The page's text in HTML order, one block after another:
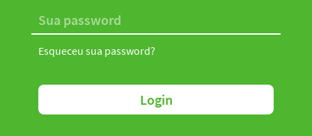
Esqueceu sua password?
Login